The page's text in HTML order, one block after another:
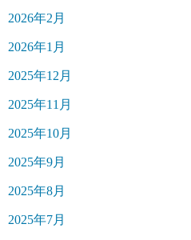
2026年2月
2026年1月
2025年12月
2025年11月
2025年10月
2025年9月
2025年8月
2025年7月